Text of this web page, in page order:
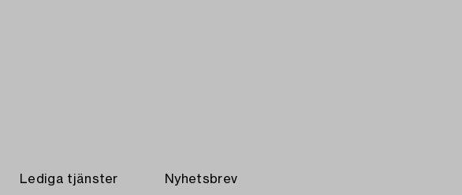
Lediga tjänster Nyhetsbrev